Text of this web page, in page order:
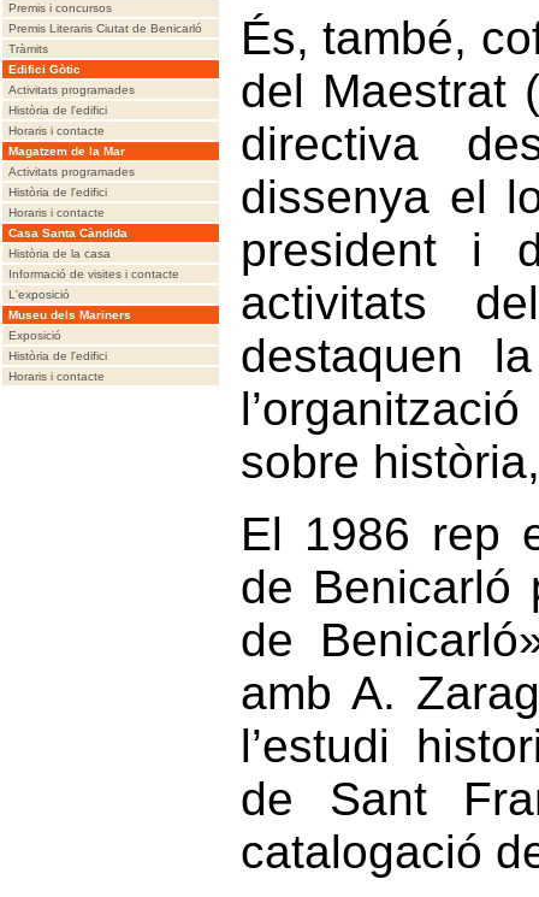
Premis i concursos
Premis Literaris Ciutat de Benicarló
Tràmits
Edifici Gòtic
Activitats programades
Història de l'edifici
Horaris i contacte
Magatzem de la Mar
Activitats programades
Història de l'edifici
Horaris i contacte
Casa Santa Càndida
Història de la casa
Informació de visites i contacte
L'exposició
Museu dels Mariners
Exposició
Història de l'edifici
Horaris i contacte
És, també,
del Maestrat
directiva
dissenya el
president i
activitats
destaquen
sobre
El 1986 rep
de Benicarló
de
amb A.
l’estudi
de Sant
catalogació